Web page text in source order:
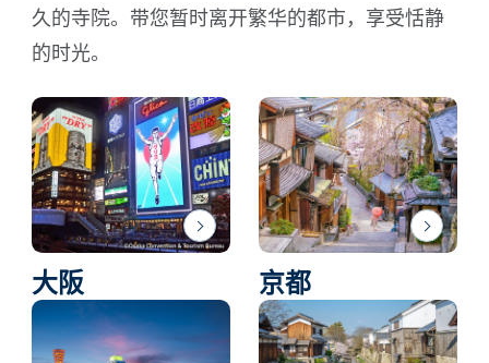
久的寺院。带您暂时离开繁华的都市，享受恬静
的时光。
大阪 京都